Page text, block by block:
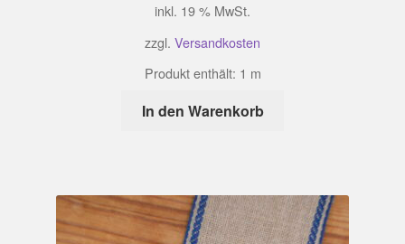
inkl. 19 % MwSt.
zzgl. Versandkosten
Produkt enthält: 1 m
In den Warenkorb